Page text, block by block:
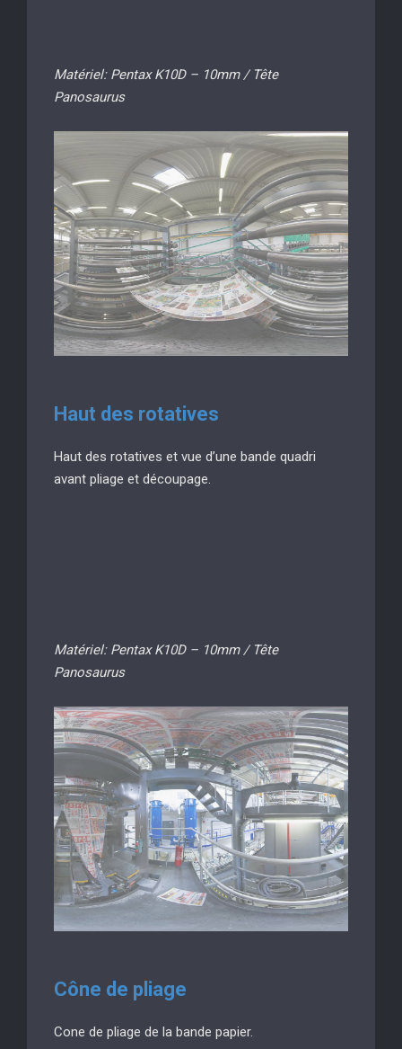
Matériel: Pentax K10D – 10mm / Tête
Panosaurus
Haut des rotatives
Haut des rotatives et vue d’une bande quadri
avant pliage et découpage.
Matériel: Pentax K10D – 10mm / Tête
Panosaurus
Cône de pliage
Cone de pliage de la bande papier.